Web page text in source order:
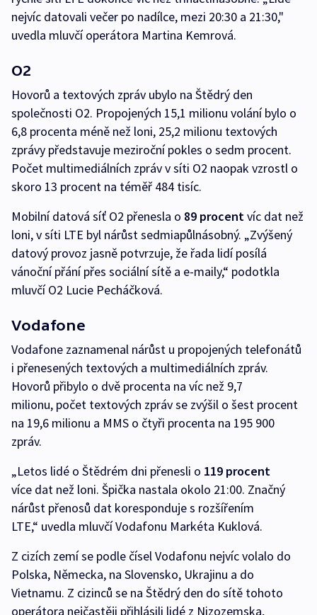
nejvíc datovali večer po nadílce, mezi 20:30 a 21:30,"
uvedla mluvčí operátora Martina Kemrová.
O2
Hovorů a textových zpráv ubylo na Štědrý den
společnosti O2. Propojených 15,1 milionu volání bylo o
6,8 procenta méně než loni, 25,2 milionu textových
zprávy představuje meziroční pokles o sedm procent.
Počet multimediálních zpráv v síti O2 naopak vzrostl o
skoro 13 procent na téměř 484 tisíc.
Mobilní datová síť O2 přenesla o 89 procentvíc dat než
loni, v síti LTE byl nárůst sedmiapůlnásobný. „Zvýšený
datový provoz jasně potvrzuje, že řada lidí posílá
vánoční přání přes sociální sítě a e-maily,“ podotkla
mluvčí O2 Lucie Pecháčková.
Vodafone
Vodafone zaznamenal nárůst u propojených telefonátů
i přenesených textových a multimediálních zpráv.
Hovorů přibylo o dvě procenta na víc než 9,7
milionu, počet textových zpráv se zvýšil o šest procent
na 19,6 milionu a MMS o čtyři procenta na 195 900
zpráv.
„Letos lidé o Štědrém dni přenesli o 119 procent
více dat než loni. Špička nastala okolo 21:00. Značný
nárůst přenosů dat koresponduje s rozšířením
LTE,“ uvedla mluvčí Vodafonu Markéta Kuklová.
Z cizích zemí se podle čísel Vodafonu nejvíc volalo do
Polska, Německa, na Slovensko, Ukrajinu a do
Vietnamu. Z cizinců se na Štědrý den do sítě tohoto
operátora nejčastěji přihlásili lidé z Nizozemska,